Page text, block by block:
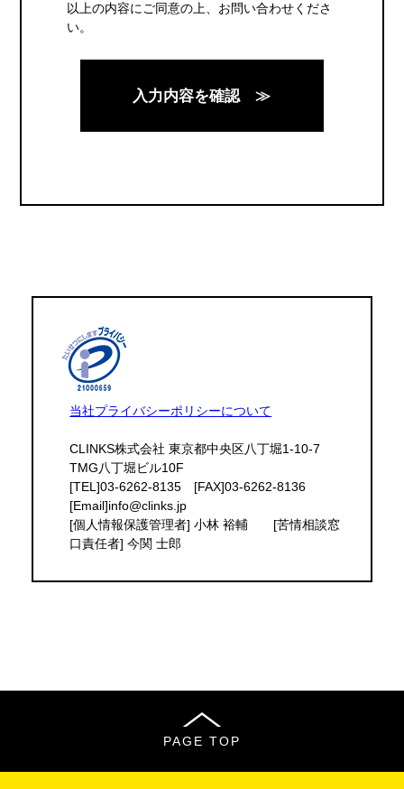
以上の内容にご同意の上、お問い合わせくださ
い。
当社プライバシーポリシーについて
CLINKS株式会社 東京都中央区八丁堀1-10-7
TMG八丁堀ビル10F
[TEL]03-6262-8135 [FAX]03-6262-8136
[Email]info@clinks.jp
[個人情報保護管理者] 小林 裕輔 [苦情相談窓
口責任者] 今関 士郎
PAGE TOP